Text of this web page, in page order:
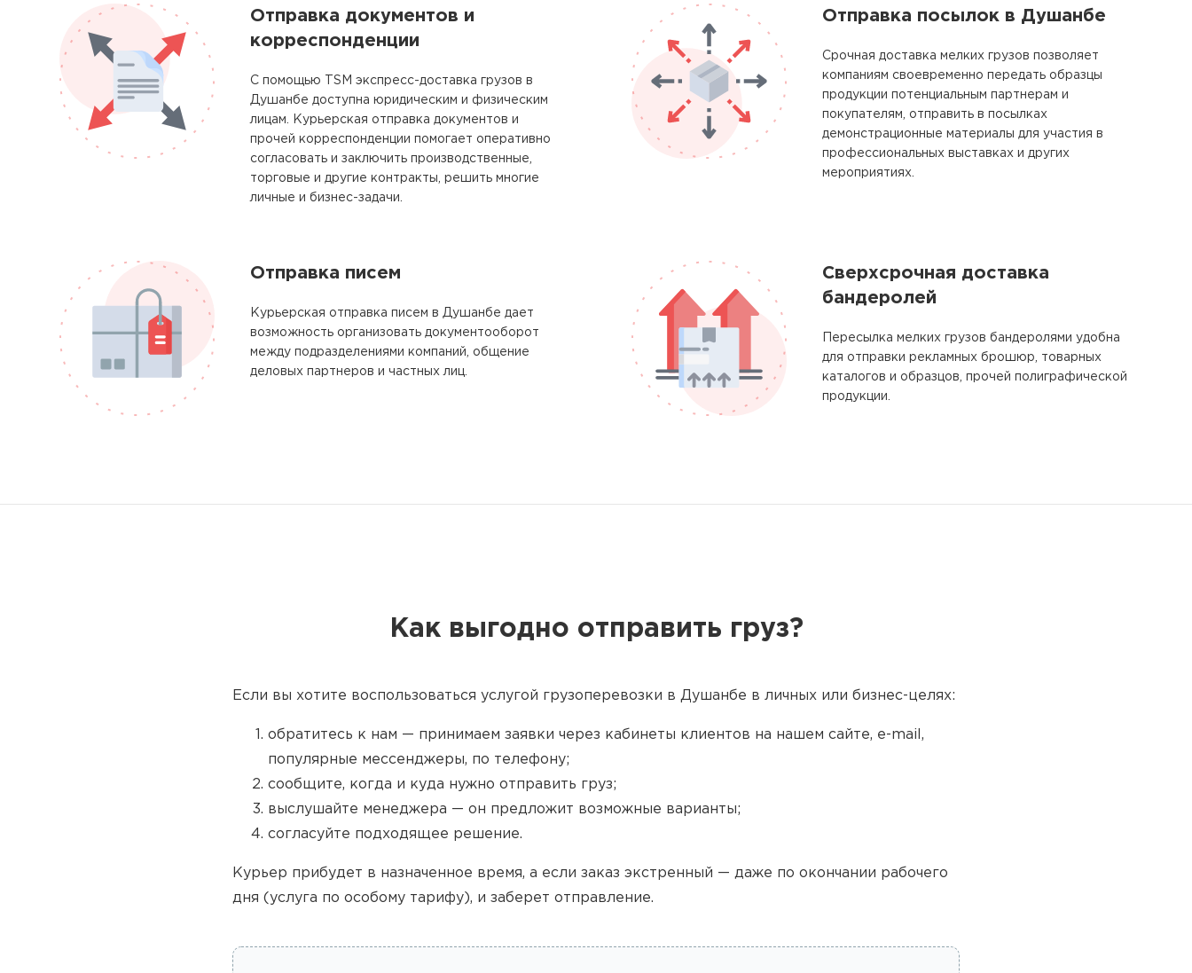
Отправка документов и
корреспонденции
С помощью TSM экспресс-доставка грузов в
Душанбе доступна юридическим и физическим
лицам. Курьерская отправка документов и
прочей корреспонденции помогает оперативно
согласовать и заключить производственные,
торговые и другие контракты, решить многие
личные и бизнес-задачи.
Отправка посылок в Душанбе
Срочная доставка мелких грузов позволяет
компаниям своевременно передать образцы
продукции потенциальным партнерам и
покупателям, отправить в посылках
демонстрационные материалы для участия в
профессиональных выставках и других
мероприятиях.
Отправка писем
Курьерская отправка писем в Душанбе дает
возможность организовать документооборот
между подразделениями компаний, общение
деловых партнеров и частных лиц.
Сверхсрочная доставка
бандеролей
Пересылка мелких грузов бандеролями удобна
для отправки рекламных брошюр, товарных
каталогов и образцов, прочей полиграфической
продукции.
Как выгодно отправить груз?
Если вы хотите воспользоваться услугой грузоперевозки в Душанбе в личных или бизнес-целях:
обратитесь к нам — принимаем заявки через кабинеты клиентов на нашем сайте, e-mail,
популярные мессенджеры, по телефону;
сообщите, когда и куда нужно отправить груз;
выслушайте менеджера — он предложит возможные варианты;
согласуйте подходящее решение.
Курьер прибудет в назначенное время, а если заказ экстренный — даже по окончании рабочего
дня (услуга по особому тарифу), и заберет отправление.